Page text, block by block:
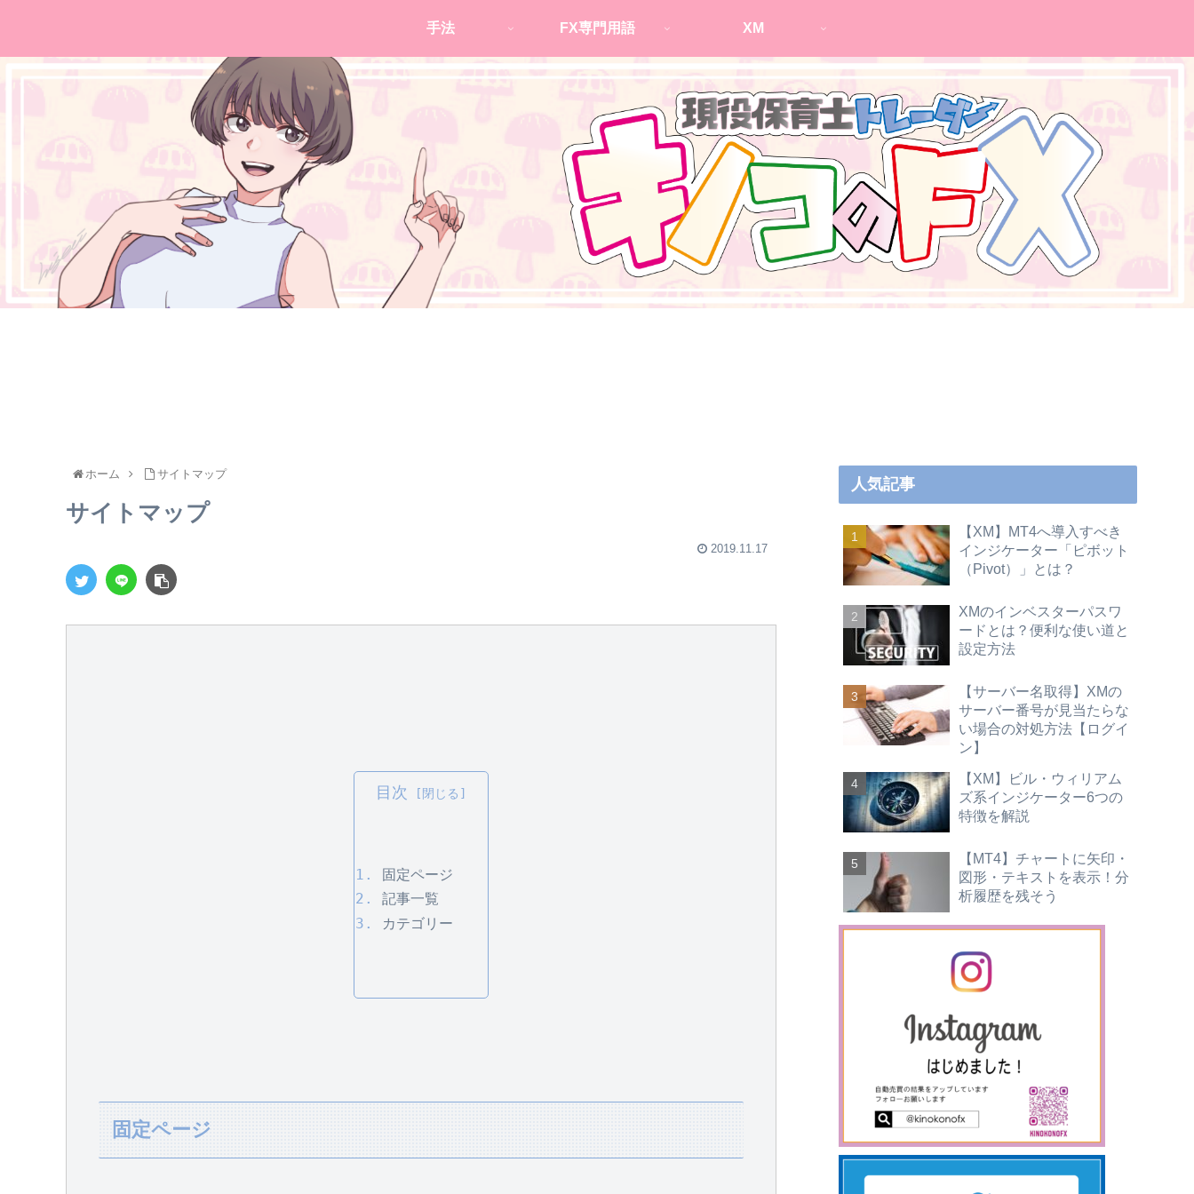
手法 FX専門用語 XM
ホーム サイトマップ
サイトマップ
2019.11.17
目次
固定ページ
記事一覧
カテゴリー
固定ページ
人気記事
【XM】MT4へ導入すべき
インジケーター「ピボット
（Pivot）」とは？
XMのインベスターパスワ
ードとは？便利な使い道と
設定方法
【サーバー名取得】XMの
サーバー番号が見当たらな
い場合の対処方法【ログイ
ン】
【XM】ビル・ウィリアム
ズ系インジケーター6つの
特徴を解説
【MT4】チャートに矢印・
図形・テキストを表示！分
析履歴を残そう